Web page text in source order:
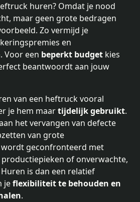
huren? Omdat je nood
maar geen grote bedragen
Zo vermijd je
en
Voor een beperkt budget kies
beantwoordt aan jouw
van een heftruck vooral
je hem maartijdelijk gebruikt.
het vervangen van defecte
van grote
wordt geconfronteerd met
of onverwachte,
is dan een relatief
jeflexibiliteit te behouden en
.